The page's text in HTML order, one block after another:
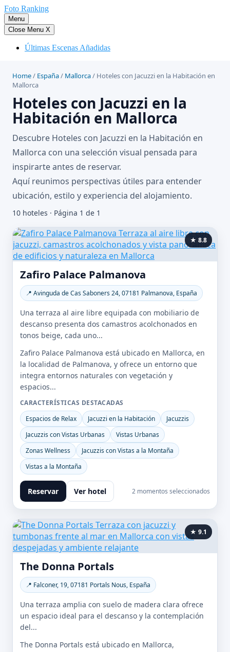
Saltar
al
contenido
Foto Ranking
Menu
Close Menu X
Últimas Escenas Añadidas
Home/ España/ Mallorca/ Hoteles con Jacuzzi en la Habitación en
Mallorca
Hoteles con Jacuzzi en la
Habitación en Mallorca
Descubre Hoteles con Jacuzzi en la Habitación en
Mallorca con una selección visual pensada para
inspirarte antes de reservar.
Aquí reunimos perspectivas útiles para entender
ubicación, estilo y experiencia del alojamiento.
10 hoteles · Página 1 de 1
★ 8.8
Zafiro Palace Palmanova
📍 Avinguda de Cas Saboners 24, 07181 Palmanova, España
Una terraza al aire libre equipada con mobiliario de
descanso presenta dos camastros acolchonados en
tonos beige, cada uno...
Zafiro Palace Palmanova está ubicado en Mallorca, en
la localidad de Palmanova, y ofrece un entorno que
integra entornos naturales con vegetación y
espacios...
CARACTERÍSTICAS DESTACADAS
Espacios de Relax
Jacuzzi en la Habitación
Jacuzzis
Jacuzzis con Vistas Urbanas
Vistas Urbanas
Zonas Wellness
Jacuzzis con Vistas a la Montaña
Vistas a la Montaña
Reservar Ver hotel 2 momentos seleccionados
★ 9.1
The Donna Portals
📍 Falconer, 19, 07181 Portals Nous, España
Una terraza amplia con suelo de madera clara ofrece
un espacio ideal para el descanso y la contemplación
del...
The Donna Portals está ubicado en Mallorca,